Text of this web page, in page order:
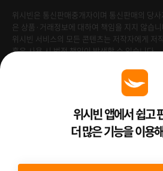
위시빈은 통신판매중개자이며 통신판매의 당
은 상품·거래정보에 대하여 책임을 지지 않습니
위시빈 서비스의 모든 콘텐츠는 저작자에게 저
혹은 사용 시 법적 책임이 발생할 수 있습니다.
Venture Enterprise위시빈 앱에서 쉽고
더 많은 기능을 이용